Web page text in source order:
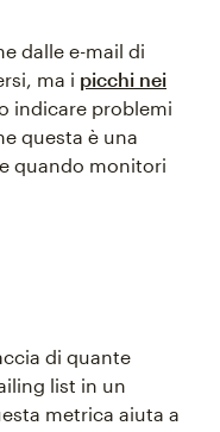
dalle e-mail di
ma i picchi nei
indicare problemi
questa è una
quando monitori
di quante
list in un
metrica aiuta a